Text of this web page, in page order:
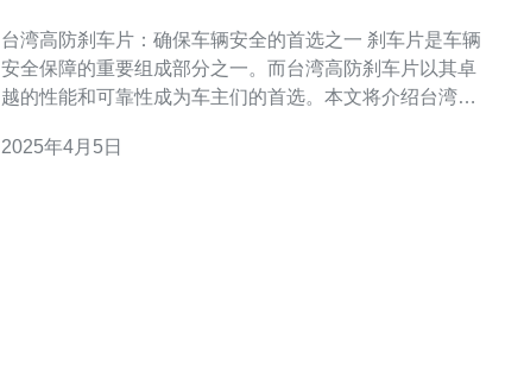
台湾高防刹车片：确保车辆安全的首选之一 刹车片是车辆
安全保障的重要组成部分之一。而台湾高防刹车片以其卓
越的性能和可靠性成为车主们的首选。本文将介绍台湾高
首选之一。 台湾高防刹车片具有以下特点和优势： 材质优
2025年4月5日